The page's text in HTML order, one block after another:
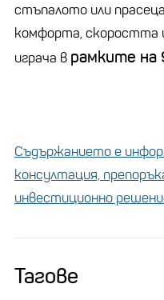
стъпалото или
комфорта, скоростта
играча в рамките
Съдържанието е
консултация,
инвестиционно
Тагове